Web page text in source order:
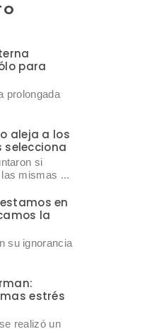
para
prolongada
aleja a los
selecciona
si
mismas ...
en
la
su ignorancia
estrés
realizó un